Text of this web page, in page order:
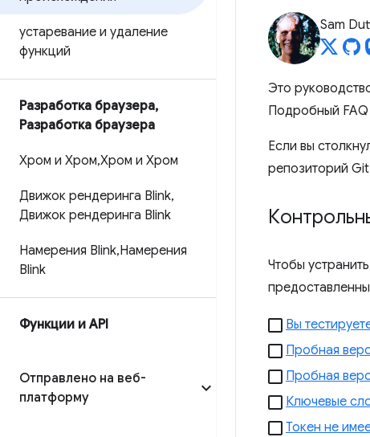
устаревание и удаление
функций
Разработка браузера,
Разработка браузера
Хром и Хром,Хром и Хром
Движок рендеринга Blink,
Движок рендеринга Blink
Намерения Blink,Намерения
Blink
Функции и API
Отправлено на веб-
платформу
Sam
Это
Подробный FAQ
Если вы
репозиторий
Чтобы
Вы
Пробная
Пробная
Ключевые
Токен не